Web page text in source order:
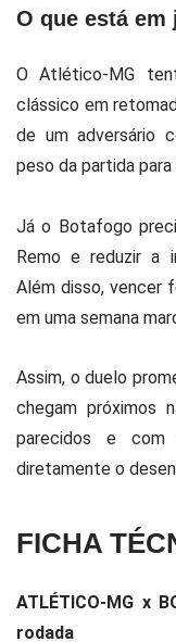
O que está em
O Atlético-MG
clássico em
de um adversário
peso da partida para
Já o Botafogo
Remo e reduzir a
Além disso, vencer
em uma semana
Assim, o duelo
chegam próximos
parecidos e com
diretamente o
FICHA
ATLÉTICO-MG x
rodada